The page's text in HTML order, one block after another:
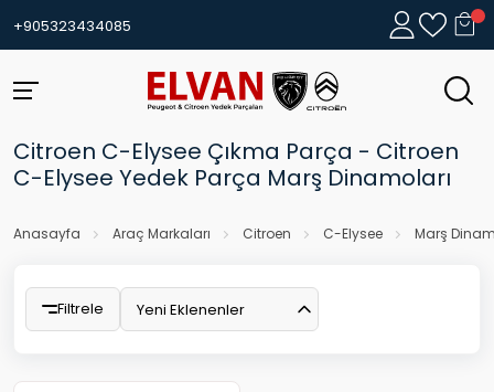
+905323434085
Citroen C-Elysee Çıkma Parça - Citroen
C-Elysee Yedek Parça Marş Dinamoları
Anasayfa Araç Markaları Citroen C-Elysee Marş
Filtrele Yeni Eklenenler